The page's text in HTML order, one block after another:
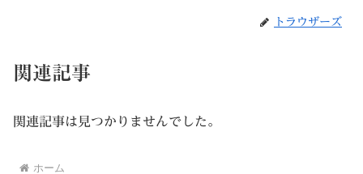
トラウザーズ
関連記事
関連記事は見つかりませんでした。
ホーム